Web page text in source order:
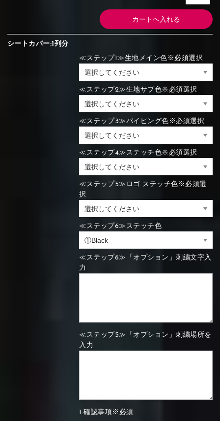
シートカバー:1列分
≪ステップ1≫生地メイン色※必須選択
≪ステップ2≫生地サブ色※必須選択
≪ステップ3≫パイピング色※必須選択
≪ステップ4≫ステッチ色※必須選択
≪ステップ5≫ロゴ ステッチ色※必須選
択
≪ステップ6≫ステッチ色
≪ステップ6≫「オプション」刺繍文字入
力
≪ステップ5≫「オプション」刺繍場所を
入力
1.確認事項※必須